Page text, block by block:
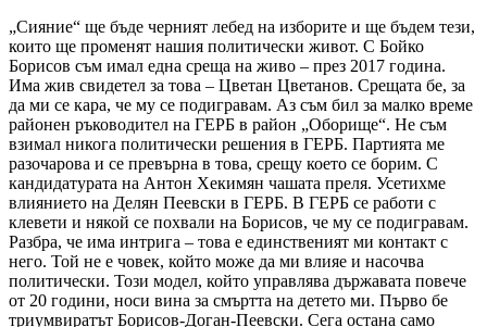
„Сияние“ ще бъде черният лебед на изборите и ще бъдем тези,
които ще променят нашия политически живот. С Бойко
Борисов съм имал една среща на живо – през 2017 година.
Има жив свидетел за това – Цветан Цветанов. Срещата бе, за
да ми се кара, че му се подигравам. Аз съм бил за малко време
районен ръководител на ГЕРБ в район „Оборище“. Не съм
взимал никога политически решения в ГЕРБ. Партията ме
разочарова и се превърна в това, срещу което се борим. С
кандидатурата на Антон Хекимян чашата преля. Усетихме
влиянието на Делян Пеевски в ГЕРБ. В ГЕРБ се работи с
клевети и някой се похвали на Борисов, че му се подигравам.
Разбра, че има интрига – това е единственият ми контакт с
него. Той не е човек, който може да ми влияе и насочва
политически. Този модел, който управлява държавата повече
от 20 години, носи вина за смъртта на детето ми. Първо бе
триумвиратът Борисов-Доган-Пеевски. Сега остана само